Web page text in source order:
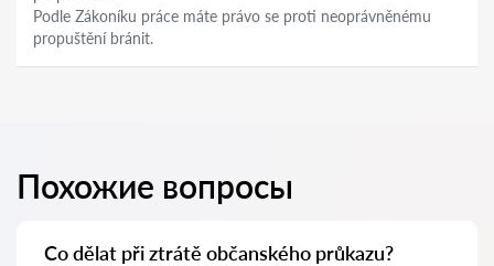
Podle Zákoníku práce máte právo se proti neoprávněnému
propuštění bránit.
Похожие вопросы
Co dělat při ztrátě občanského průkazu?